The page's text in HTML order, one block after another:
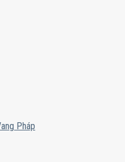
Pháp